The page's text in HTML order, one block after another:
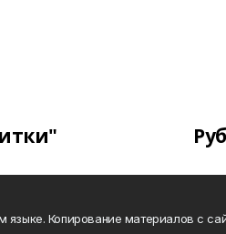
языке. Копирование материалов с